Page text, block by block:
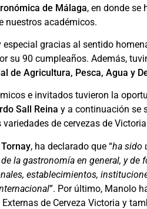
de Málaga, en donde se
nuestros académicos.
gracias al sentido
su 90 cumpleaños. Además,
de Agricultura, Pesca, Agua y
e invitados tuvieron la
Sall Reina y a continuación se
de cervezas de
, ha declarado que “ha sido
la gastronomía en general, y
establecimientos,
”. Por último, Manolo
de Cerveza Victoria y